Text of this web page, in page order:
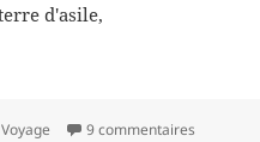
d'asile,
Voyage 9 commentaires